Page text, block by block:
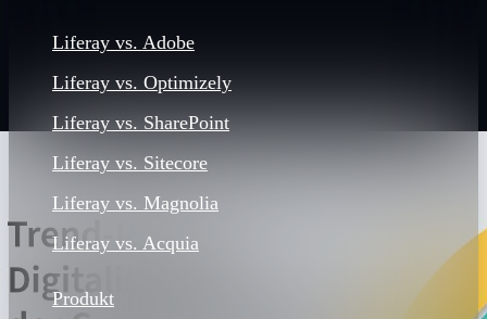
Liferay vs. Adobe
Liferay vs. Optimizely
Liferay vs. SharePoint
Liferay vs. Sitecore
Liferay vs. Magnolia
Liferay vs. Acquia
Produkt